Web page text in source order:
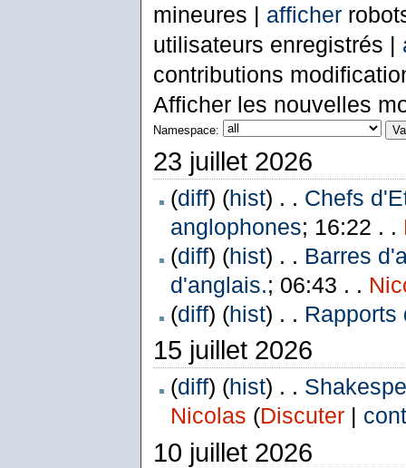
mineures | afficher
utilisateurs enregistrés |
contributions
Afficher les nouvelles
Namespace:
23 juillet 2026
(diff) (hist) . . Chefs
anglophones; 16:22 . .
(diff) (hist) . . Barres
d'anglais.; 06:43 . .
(diff) (hist) . . Rapports
15 juillet 2026
(diff) (hist) . .
Nicolas (Discuter|
10 juillet 2026